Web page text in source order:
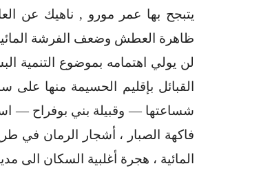
يتبجح بها عمر مورو , ناهيك عن
ظاهرة العطش وضعف الفرشة
لن يولي اهتمامه بموضوع التنمية
القبائل بإقليم الحسيمة منها
شساعتها — وقبيلة بني بوفراح —
فاكهة الصبار ، أشجار الرمان في
المائية ، هجرة أغلبية السكان الى